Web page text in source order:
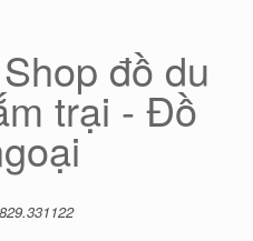
đồ du
trại - Đồ